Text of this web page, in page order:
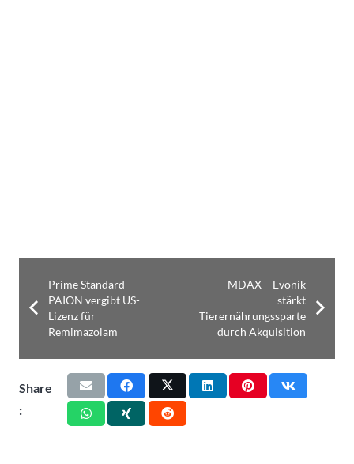
Prime Standard –
PAION vergibt US-
Lizenz für
Remimazolam
MDAX – Evonik
stärkt
Tierernährungssparte
durch Akquisition
Share
: